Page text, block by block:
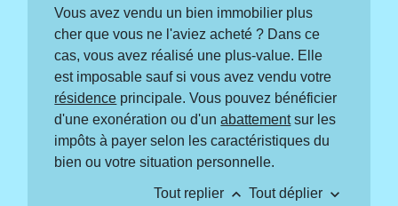
Vous avez vendu un bien immobilier plus
cher que vous ne l'aviez acheté ? Dans ce
cas, vous avez réalisé une plus-value. Elle
est imposable sauf si vous avez vendu votre
résidence principale. Vous pouvez bénéficier
d'une exonération ou d'unabattementsur les
impôts à payer selon les caractéristiques du
bien ou votre situation personnelle.
Tout replier keyboard_arrow_up Tout déplier keyboard_arrow_down